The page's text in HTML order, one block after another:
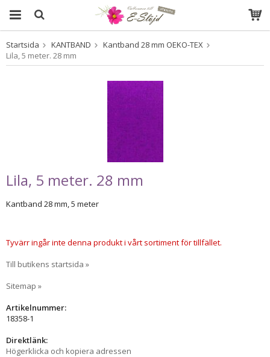
Produkten har blivit tillagd i varukorgen
Startsida KANTBAND
Kantband 28 mm OEKO-TEX
Lila, 5 meter. 28 mm
Lila, 5 meter. 28 mm
Kantband 28 mm, 5 meter
Tyvärr ingår inte denna produkt i vårt sortiment för tillfället.
Till butikens startsida »
Sitemap »
Artikelnummer:
18358-1
Direktlänk:
Högerklicka och kopiera adressen